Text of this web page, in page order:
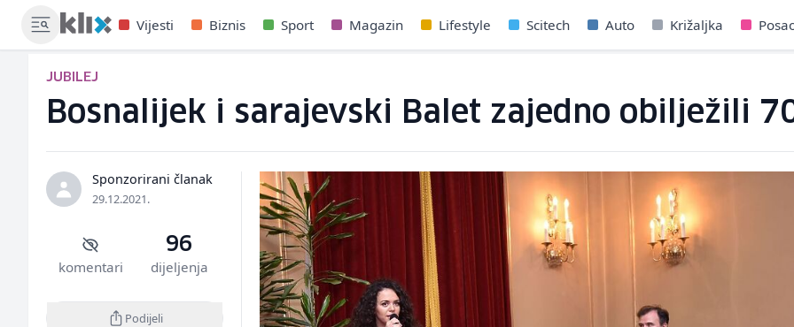
Vijesti Biznis Sport Magazin Lifestyle Scitech Auto Križaljka
JUBILEJ
Bosnalijek i sarajevski Balet zajedno obilježili
Sponzorirani članak
29.12.2021.
komentari
96
dijeljenja
Podijeli